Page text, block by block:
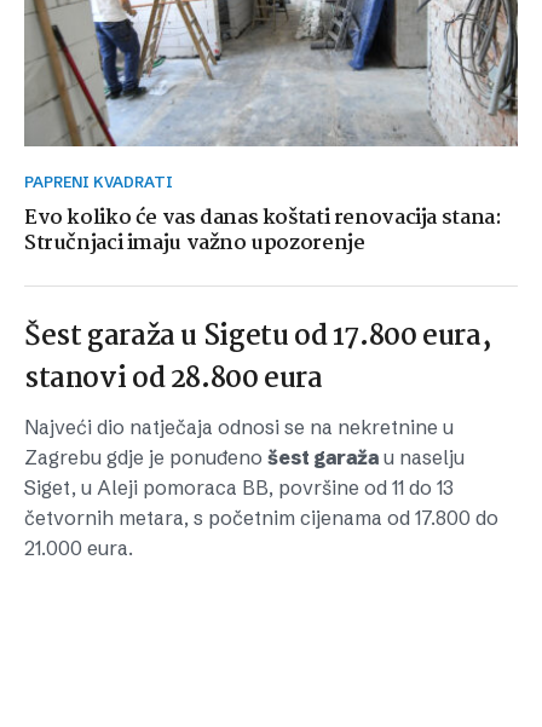
PAPRENI KVADRATI
Evo koliko će vas danas koštati renovacija stana:
Stručnjaci imaju važno upozorenje
Šest garaža u Sigetu od 17.800 eura,
stanovi od 28.800 eura
Najveći dio natječaja odnosi se na nekretnine u
Zagrebu gdje je ponuđeno šest garaža u naselju
Siget, u Aleji pomoraca BB, površine od 11 do 13
četvornih metara, s početnim cijenama od 17.800 do
21.000 eura.